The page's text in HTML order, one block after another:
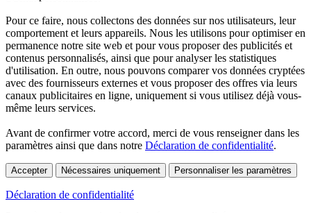
Pour ce faire, nous collectons des données sur nos utilisateurs, leur
comportement et leurs appareils. Nous les utilisons pour optimiser en
permanence notre site web et pour vous proposer des publicités et
contenus personnalisés, ainsi que pour analyser les statistiques
d'utilisation. En outre, nous pouvons comparer vos données cryptées
avec des fournisseurs externes et vous proposer des offres via leurs
canaux publicitaires en ligne, uniquement si vous utilisez déjà vous-
même leurs services.
Avant de confirmer votre accord, merci de vous renseigner dans les
paramètres ainsi que dans notre Déclaration de confidentialité.
Accepter Nécessaires uniquement Personnaliser les paramètres
Déclaration de confidentialité